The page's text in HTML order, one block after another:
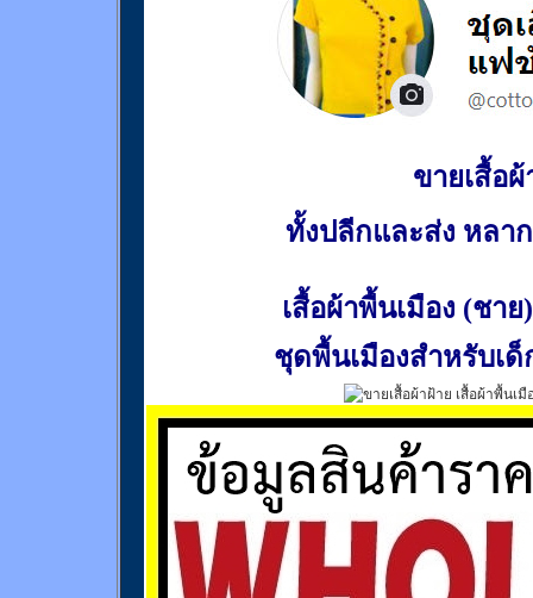
ขายเสื้อผ้
ทั้งปลีกและส่ง หลา
เสื้อผ้าพื้นเมือง (ชาย)
ชุดพื้นเมืองสำหรับเด็